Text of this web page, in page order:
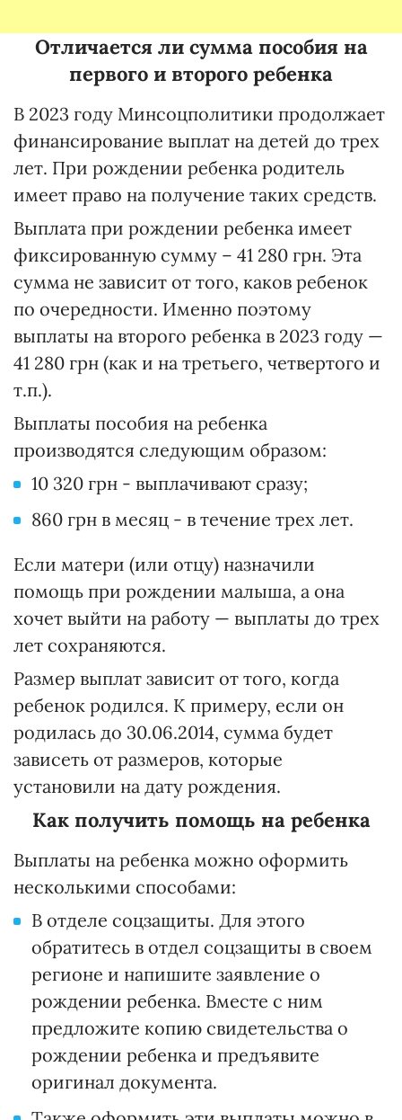
Отличается ли сумма пособия на
первого и второго ребенка
В 2023 году Минсоцполитики продолжает
финансирование выплат на детей до трех
лет. При рождении ребенка родитель
имеет право на получение таких средств.
Выплата при рождении ребенка имеет
фиксированную сумму – 41 280 грн. Эта
сумма не зависит от того, каков ребенок
по очередности. Именно поэтому
выплаты на второго ребенка в 2023 году —
41 280 грн (как и на третьего, четвертого и
т.п.).
Выплаты пособия на ребенка
производятся следующим образом:
10 320 грн - выплачивают сразу;
860 грн в месяц - в течение трех лет.
Если матери (или отцу) назначили
помощь при рождении малыша, а она
хочет выйти на работу — выплаты до трех
лет сохраняются.
Размер выплат зависит от того, когда
ребенок родился. К примеру, если он
родилась до 30.06.2014, сумма будет
зависеть от размеров, которые
установили на дату рождения.
Как получить помощь на ребенка
Выплаты на ребенка можно оформить
несколькими способами:
В отделе соцзащиты. Для этого
обратитесь в отдел соцзащиты в своем
регионе и напишите заявление о
рождении ребенка. Вместе с ним
предложите копию свидетельства о
рождении ребенка и предъявите
оригинал документа.